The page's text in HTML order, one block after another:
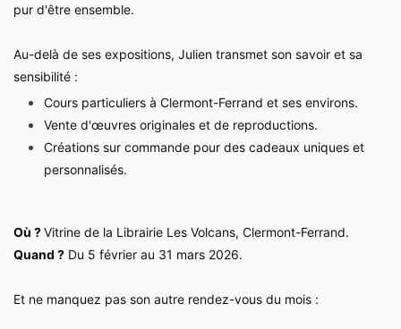
pur d'être ensemble.
Au-delà de ses expositions, Julien transmet son savoir et sa
sensibilité :
Cours particuliers à Clermont-Ferrand et ses environs.
Vente d'œuvres originales et de reproductions.
Créations sur commande pour des cadeaux uniques et
personnalisés.
Où ?Vitrine de la Librairie Les Volcans, Clermont-Ferrand.
Quand ? Du 5 février au 31 mars 2026.
Et ne manquez pas son autre rendez-vous du mois :